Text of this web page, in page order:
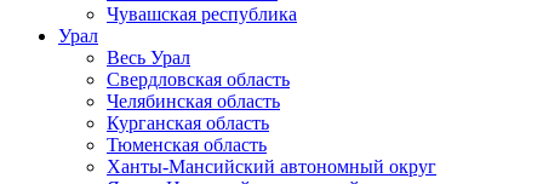
Чувашская республика
Урал
Весь Урал
Свердловская область
Челябинская область
Курганская область
Тюменская область
Ханты-Мансийский автономный округ